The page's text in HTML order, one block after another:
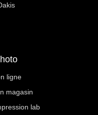
ligne
magasin
lab